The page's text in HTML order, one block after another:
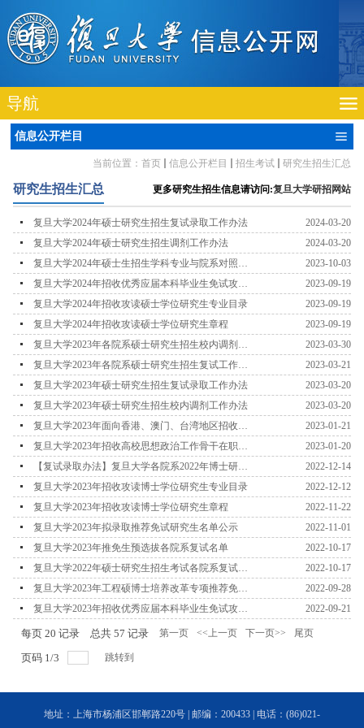
导航
信息公开栏目
当前位置： 首页 信息公开栏目 招生考试 研究生招生汇总
研究生招生汇总 更多研究生招生信息请访问:复旦大学研招网站
复旦大学2024年硕士研究生招生复试录取工作办法
2024-03-20
复旦大学2024年硕士研究生招生调剂工作办法
2024-03-20
复旦大学2024年硕士生招生学科专业与院系对照表
（考试方式招生）
2023-10-03
复旦大学2024年招收优秀应届本科毕业生免试攻读
研究生章程
2023-09-19
复旦大学2024年招收攻读硕士学位研究生专业目录
2023-09-19
复旦大学2024年招收攻读硕士学位研究生章程
2023-09-19
复旦大学2023年各院系硕士研究生招生校内调剂细
则（持续更新中...)
2023-03-30
复旦大学2023年各院系硕士研究生招生复试工作实
施细则（持续更新中...)
2023-03-21
复旦大学2023年硕士研究生招生复试录取工作办法
2023-03-20
复旦大学2023年硕士研究生招生校内调剂工作办法
2023-03-20
复旦大学2023年面向香港、澳门、台湾地区招收研
究生简章
2023-01-21
复旦大学2023年招收高校思想政治工作骨干在职攻
读博士学位研究生简章
2023-01-20
【复试录取办法】复旦大学各院系2022年博士研究
生申请-考核制选拔办法
2022-12-14
复旦大学2023年招收攻读博士学位研究生专业目录
2022-12-12
复旦大学2023年招收攻读博士学位研究生章程
2022-11-22
复旦大学2023年拟录取推荐免试研究生名单公示
2022-11-01
复旦大学2023年推免生预选拔各院系复试名单
2022-10-17
复旦大学2022年硕士研究生招生考试各院系复试名
单
2022-10-17
复旦大学2023年工程硕博士培养改革专项推荐免试
研究生招生简章
2022-09-28
复旦大学2023年招收优秀应届本科毕业生免试攻读
研究生章程
2022-09-21
每页 20 记录 总共 57 记录 第一页 <<上一页 下一页>> 尾页
页码 1/3 跳转到
地址：上海市杨浦区邯郸路220号 | 邮编：200433 | 电话：(86)021-